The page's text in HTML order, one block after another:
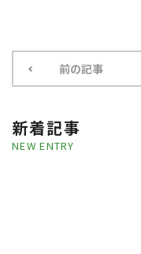
前の記事
新着記事
NEW ENTRY